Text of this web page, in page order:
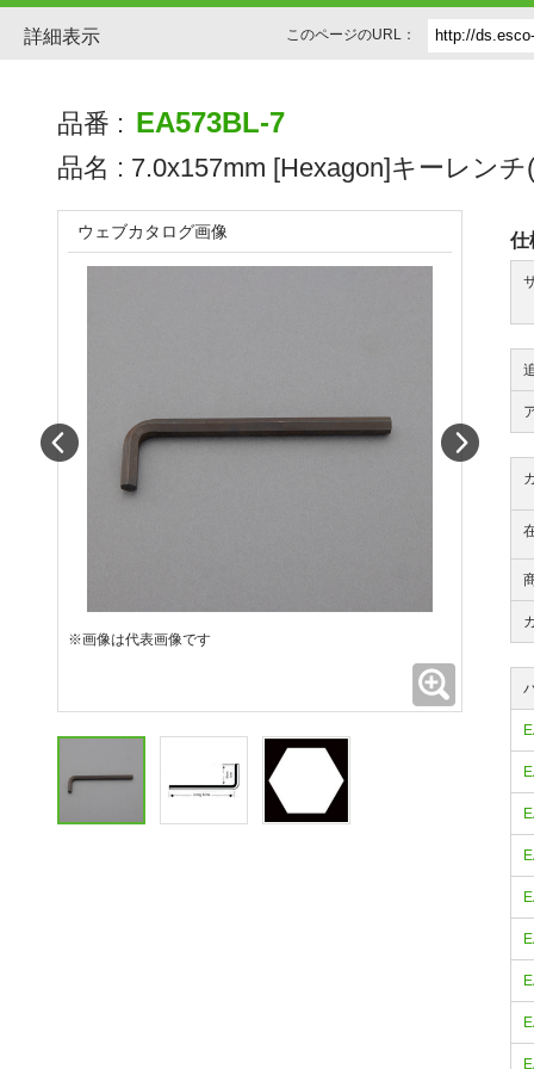
詳細表示 このページのURL：
品番 : EA573BL-7
品名 : 7.0x157mm [Hexagon]キーレンチ
仕
ウェブカタログ画像
※画像は代表画像です